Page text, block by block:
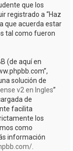
que los
registrado a “Haz
que acuerda estar
tal como fueron
(de aquí en
solución de
v2 en Ingles”
de
facilita
los
como
información